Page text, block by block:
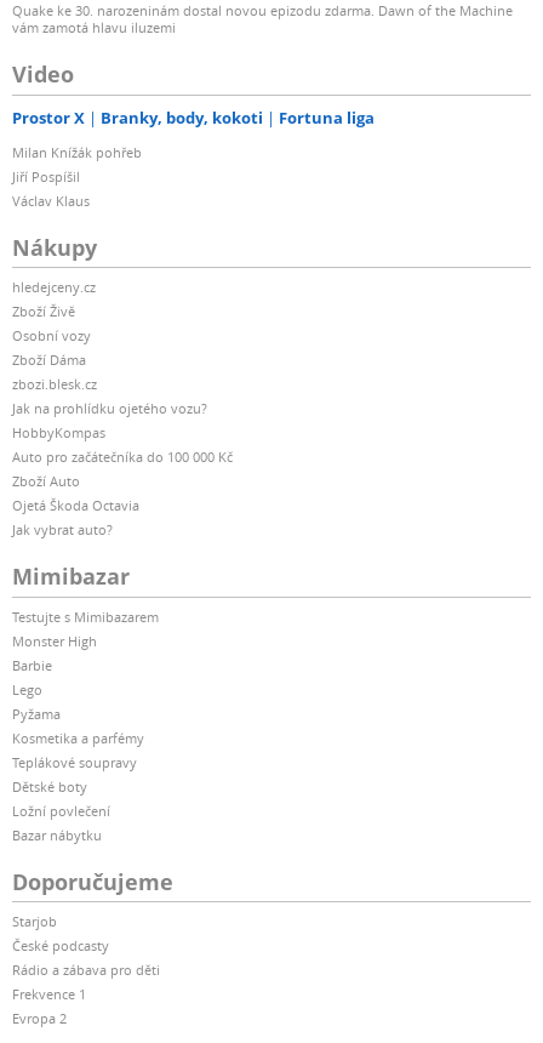
Quake ke 30. narozeninám dostal novou epizodu zdarma. Dawn of the Machine
vám zamotá hlavu iluzemi
Video
Prostor X Branky, body, kokoti Fortuna liga
Milan Knížák pohřeb
Jiří Pospíšil
Václav Klaus
Nákupy
hledejceny.cz
Zboží Živě
Osobní vozy
Zboží Dáma
zbozi.blesk.cz
Jak na prohlídku ojetého vozu?
HobbyKompas
Auto pro začátečníka do 100 000 Kč
Zboží Auto
Ojetá Škoda Octavia
Jak vybrat auto?
Mimibazar
Testujte s Mimibazarem
Monster High
Barbie
Lego
Pyžama
Kosmetika a parfémy
Teplákové soupravy
Dětské boty
Ložní povlečení
Bazar nábytku
Doporučujeme
Starjob
České podcasty
Rádio a zábava pro děti
Frekvence 1
Evropa 2